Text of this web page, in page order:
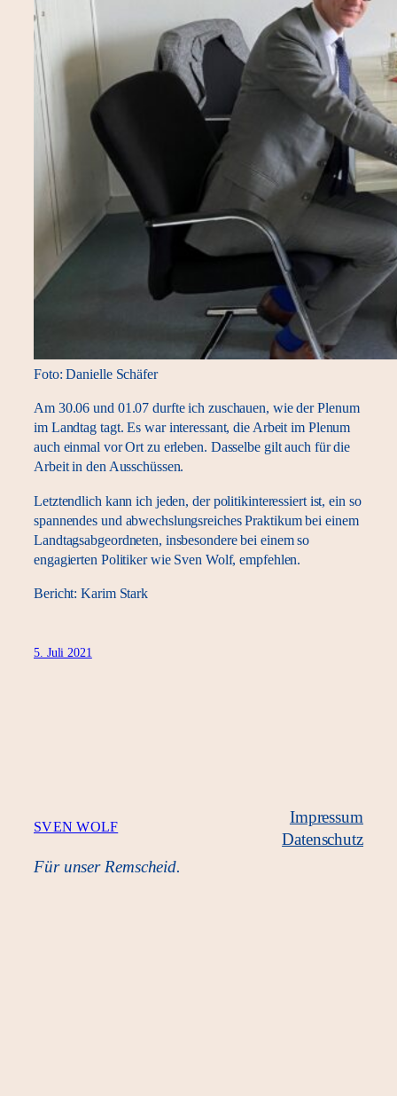
Foto: Danielle Schäfer
Am 30.06 und 01.07 durfte ich zuschauen, wie der Plenum
im Landtag tagt. Es war interessant, die Arbeit im Plenum
auch einmal vor Ort zu erleben. Dasselbe gilt auch für die
Arbeit in den Ausschüssen.
Letztendlich kann ich jeden, der politikinteressiert ist, ein so
spannendes und abwechslungsreiches Praktikum bei einem
Landtagsabgeordneten, insbesondere bei einem so
engagierten Politiker wie Sven Wolf, empfehlen.
Bericht: Karim Stark
5. Juli 2021
SVEN WOLF
Für unser Remscheid.
Impressum
Datenschutz